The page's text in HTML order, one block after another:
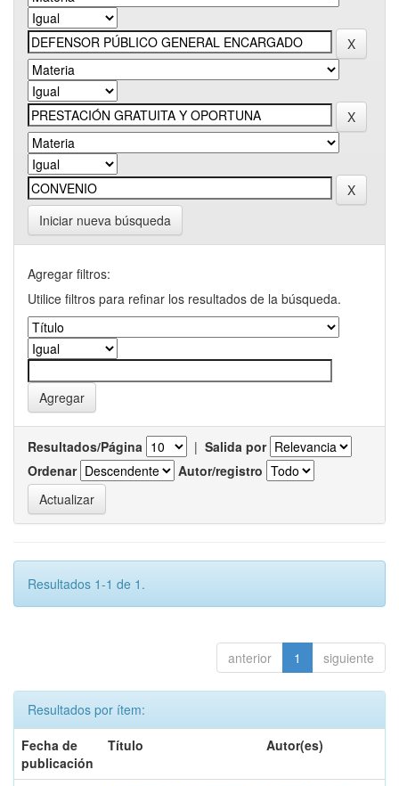
Iniciar nueva búsqueda
Agregar filtros:
Utilice filtros para refinar los resultados de la búsqueda.
Resultados/Página | Salida por
Ordenar
Autor/registro
Resultados 1-1 de 1.
anterior 1 siguiente
Resultados por ítem:
Fecha de
publicación
Título Autor(es)